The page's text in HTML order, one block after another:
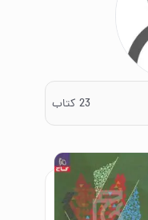
23 کتاب